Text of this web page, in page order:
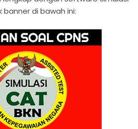
banner di bawah ini: